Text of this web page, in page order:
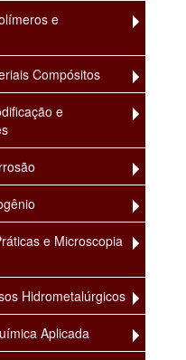
e
Compósitos
e
e Microscopia
Hidrometalúrgicos
Aplicada